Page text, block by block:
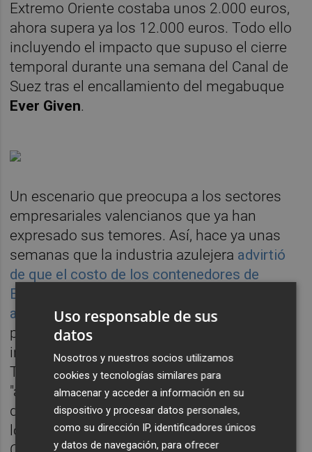
Extremo Oriente costaba unos 2.000 euros,
ahora supera ya los 12.000 euros. Todo ello
incluyendo el impacto que supuso el cierre
temporal durante una semana del Canal de
Suez tras el encallamiento del megabuque
Ever Given.
Un escenario que preocupa a los sectores
empresariales valencianos que ya han
expresado sus temores. Así, hace ya unas
semanas que la industria azulejera advirtió
de que el costo de los contenedores de
Europa a la costa este de EE. UU habían
aumentado un 113%, generando "enormes
problemas para un sector muy
internacionalizado" como es este sector.
También, la automoción apuntaba a la
"asfixia" que viene arrastrando por la subida
de precios de las materias primas, el alza de
los fletes marítimos y la competencia de
Uso responsable de sus
datos
Nosotros y nuestros socios utilizamos
cookies y tecnologías similares para
almacenar y acceder a información en su
dispositivo y procesar datos personales,
como su dirección IP, identificadores únicos
y datos de navegación, para ofrecer